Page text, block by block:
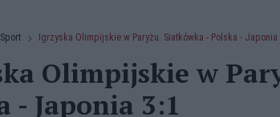
Sport Igrzyska Olimpijskie w Paryżu. Siatkówka - Polska - Japonia
Olimpijskie w
- Japonia 3:1